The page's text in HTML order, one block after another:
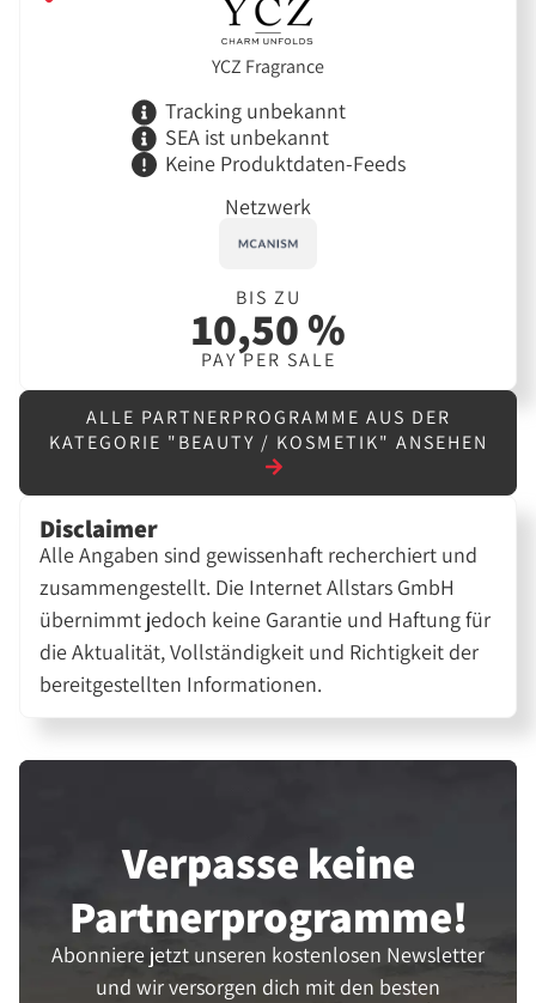
YCZ Fragrance
Tracking unbekannt
SEA ist unbekannt
Keine Produktdaten-Feeds
Netzwerk
BIS ZU
10,50 %
PAY PER SALE
ALLE PARTNERPROGRAMME AUS DER
KATEGORIE "BEAUTY / KOSMETIK" ANSEHEN
Disclaimer
Alle Angaben sind gewissenhaft recherchiert und
zusammengestellt. Die Internet Allstars GmbH
übernimmt jedoch keine Garantie und Haftung für
die Aktualität, Vollständigkeit und Richtigkeit der
bereitgestellten Informationen.
Verpasse keine
Partner­programme!
Abonniere jetzt unseren kostenlosen Newsletter
und wir versorgen dich mit den besten